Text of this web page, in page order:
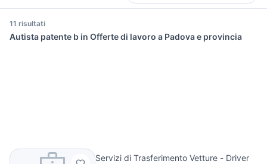
11 risultati
Autista patente b in Offerte di lavoro a Padova e provincia
Servizi di Trasferimento Vetture - Driver